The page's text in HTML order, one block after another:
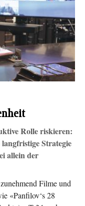
Rolle riskieren:
Strategie
allein der
Filme und
«Panfilov‘s 28